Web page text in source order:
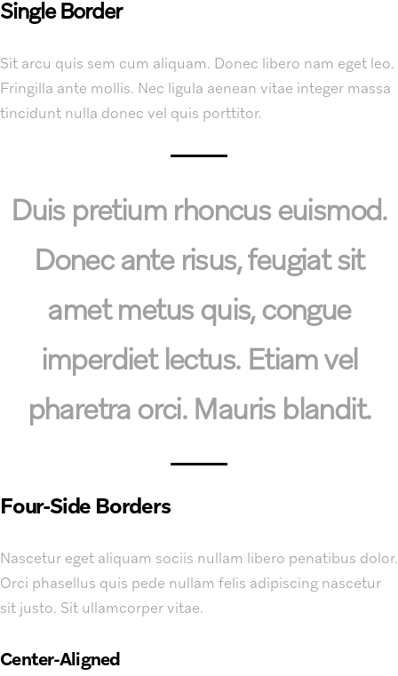
Single Border
Sit arcu quis sem cum aliquam. Donec libero nam eget leo.
Fringilla ante mollis. Nec ligula aenean vitae integer massa
tincidunt nulla donec vel quis porttitor.
Duis pretium rhoncus euismod.
Donec ante risus, feugiat sit
amet metus quis, congue
imperdiet lectus. Etiam vel
pharetra orci. Mauris blandit.
Four-Side Borders
Nascetur eget aliquam sociis nullam libero penatibus dolor.
Orci phasellus quis pede nullam felis adipiscing nascetur
sit justo. Sit ullamcorper vitae.
Center-Aligned